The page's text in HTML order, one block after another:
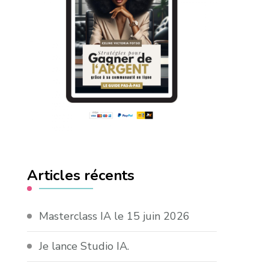
Articles récents
Masterclass IA le 15 juin 2026
Je lance Studio IA.